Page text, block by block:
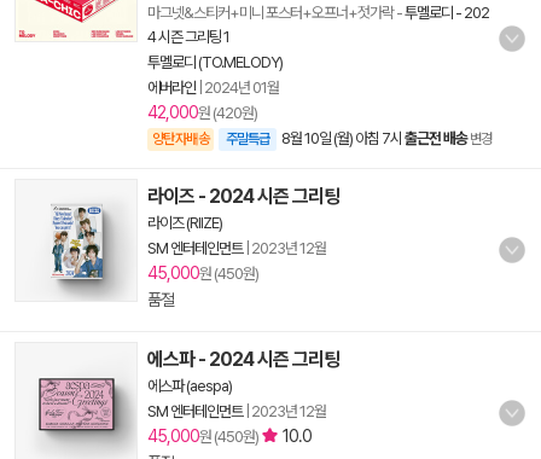
마그넷&스티커+미니 포스터+오프너+젓가락-투멜로디 - 202
4 시즌 그리팅 1
투멜로디 (TO.MELODY)
에버라인 2024년 01월
42,000원 (420원)
양탄자배송 주말특급 8월 10일 (월) 아침 7시 출근전 배송 변경
라이즈 - 2024 시즌 그리팅
라이즈 (RIIZE)
SM 엔터테인먼트| 2023년 12월
45,000원 (450원)
품절
에스파 - 2024 시즌 그리팅
에스파 (aespa)
SM 엔터테인먼트| 2023년 12월
45,000원 (450원)
10.0